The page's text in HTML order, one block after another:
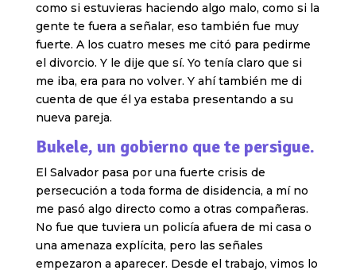
como si estuvieras haciendo algo malo, como si la
gente te fuera a señalar, eso también fue muy
fuerte. A los cuatro meses me citó para pedirme
el divorcio. Y le dije que sí. Yo tenía claro que si
me iba, era para no volver. Y ahí también me di
cuenta de que él ya estaba presentando a su
nueva pareja.
Bukele, un gobierno que te persigue.
El Salvador pasa por una fuerte crisis de
persecución a toda forma de disidencia, a mí no
me pasó algo directo como a otras compañeras.
No fue que tuviera un policía afuera de mi casa o
una amenaza explícita, pero las señales
empezaron a aparecer. Desde el trabajo, vimos lo